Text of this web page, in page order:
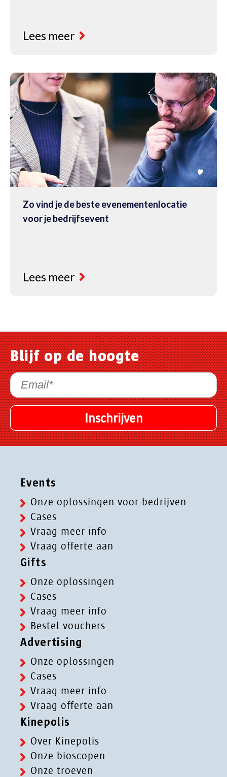
Lees meer
Zo vind je de beste evenementenlocatie
voor je bedrijfsevent
Lees meer
Blijf op de hoogte
Events
Onze oplossingen voor bedrijven
Cases
Vraag meer info
Vraag offerte aan
Gifts
Onze oplossingen
Cases
Vraag meer info
Bestel vouchers
Advertising
Onze oplossingen
Cases
Vraag meer info
Vraag offerte aan
Kinepolis
Over Kinepolis
Onze bioscopen
Onze troeven